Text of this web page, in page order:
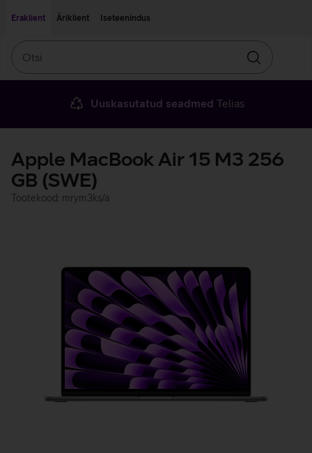
Eraklient
Äriklient Iseteenindus
Otsin
Uuskasutatud seadmed Telias
Apple MacBook Air 15 M3 256
GB (SWE)
Tootekood: mrym3ks/a